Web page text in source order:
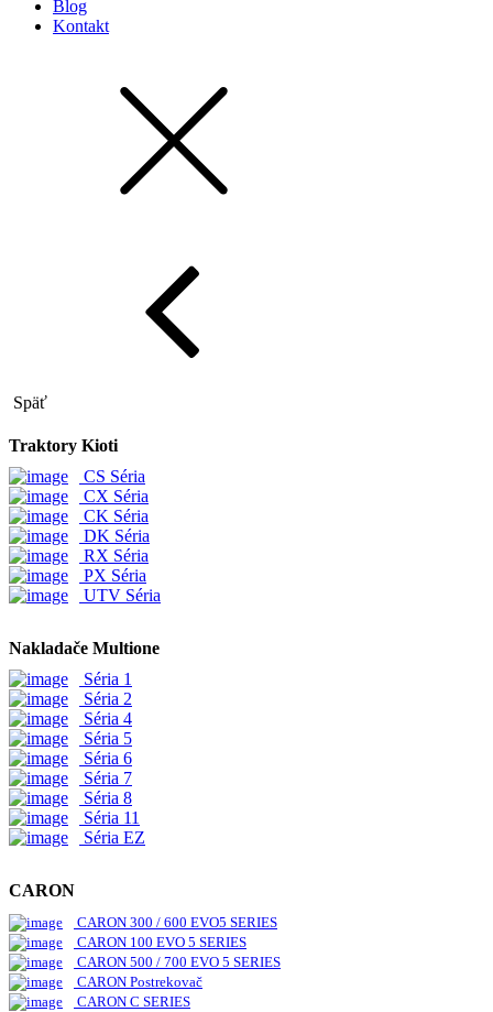
Blog
Kontakt
Späť
Traktory Kioti
CS Séria
CX Séria
CK Séria
DK Séria
RX Séria
PX Séria
UTV Séria
Nakladače Multione
Séria 1
Séria 2
Séria 4
Séria 5
Séria 6
Séria 7
Séria 8
Séria 11
Séria EZ
CARON
CARON 300 / 600 EVO5 SERIES
CARON 100 EVO 5 SERIES
CARON 500 / 700 EVO 5 SERIES
CARON Postrekovač
CARON C SERIES